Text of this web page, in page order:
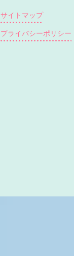
サイトマップ
プライバシーポリシー